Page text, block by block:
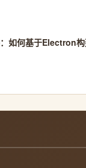
如何基于Electron